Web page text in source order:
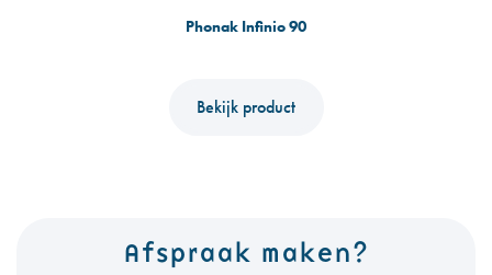
Phonak Infinio 90
Bekijk product
Afspraak maken?